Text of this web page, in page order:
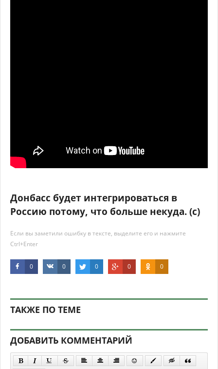
Донбасс будет интегрироваться в
Россию потому, что больше некуда. (с)
Если вы заметили ошибку в тексте, выделите его и нажмите
Ctrl+Enter
0 0 0 0 0
ТАКЖЕ ПО ТЕМЕ
ДОБАВИТЬ КОММЕНТАРИЙ